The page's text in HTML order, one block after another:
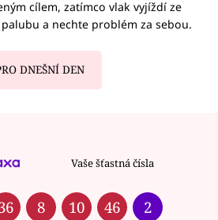
cílem, zatímco vlak vyjíždí ze
a nechte problém za sebou.
DNEŠNÍ DEN
Vaše šťastná čísla
8 10 46 2